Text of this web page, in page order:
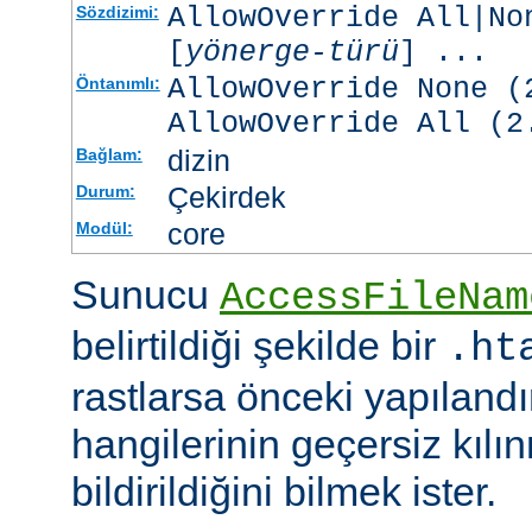
Sözdizimi: AllowOverride
[yönerge-türü] ...
Öntanımlı: AllowOverride None
AllowOverride All
Bağlam: dizin
Durum: Çekirdek
Modül: core
Sunucu
belirtildiği şekilde bir
rastlarsa önceki
hangilerinin geçersiz
bildirildiğini bilmek ister.